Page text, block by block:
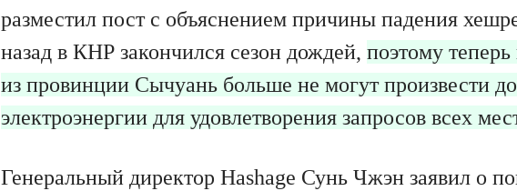
разместил пост с объяснением причины падения
назад в КНР закончился сезон дождей, поэтому
из провинции Сычуань больше не могут произвести
электроэнергии для удовлетворения запросов всех
Генеральный директор Hashage Сунь Чжэн заявил о